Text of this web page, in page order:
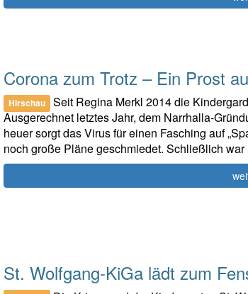
Corona zum Trotz – Ein Prost
Hirschau
Seit Regina Merkl 2014 die
Ausgerechnet letztes Jahr, dem Narrhalla-
heuer sorgt das Virus für einen Fasching auf
noch große Pläne geschmiedet. Schließlich
St. Wolfgang-KiGa lädt zum